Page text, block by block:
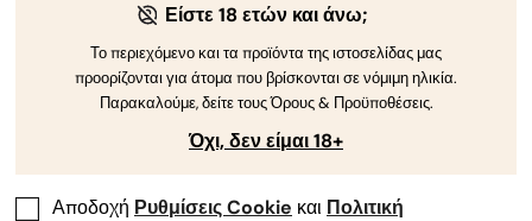
Είστε 18 ετών και άνω;
Το περιεχόμενο και τα προϊόντα της ιστοσελίδας μας
προορίζονται για άτομα που βρίσκονται σε νόμιμη ηλικία.
Παρακαλούμε, δείτε τους Όρους & Προϋποθέσεις.
Όχι, δεν είμαι 18+
Αποδοχή Ρυθμίσεις Cookie και Πολιτική